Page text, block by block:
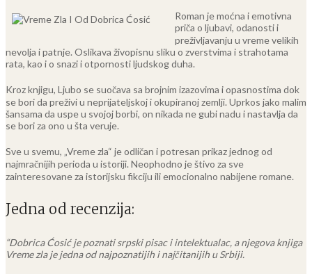
Roman je moćna i emotivna
priča o ljubavi, odanosti i
preživljavanju u vreme velikih
nevolja i patnje. Oslikava živopisnu sliku o zverstvima i strahotama
rata, kao i o snazi i otpornosti ljudskog duha.
Kroz knjigu, Ljubo se suočava sa brojnim izazovima i opasnostima dok
se bori da preživi u neprijateljskoj i okupiranoj zemlji. Uprkos jako malim
šansama da uspe u svojoj borbi, on nikada ne gubi nadu i nastavlja da
se bori za ono u šta veruje.
Sve u svemu, „Vreme zla“ je odličan i potresan prikaz jednog od
najmračnijih perioda u istoriji. Neophodno je štivo za sve
zainteresovane za istorijsku fikciju ili emocionalno nabijene romane.
Jedna od recenzija:
“Dobrica Ćosić je poznati srpski pisac i intelektualac, a njegova knjiga
Vreme zla je jedna od najpoznatijih i najčitanijih u Srbiji.